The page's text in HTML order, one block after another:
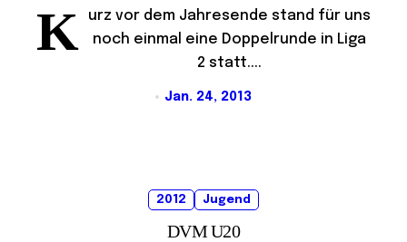
K
urz vor dem Jahresende stand für uns
noch einmal eine Doppelrunde in Liga
2 statt....
Jan. 24, 2013
2012 Jugend
DVM U20